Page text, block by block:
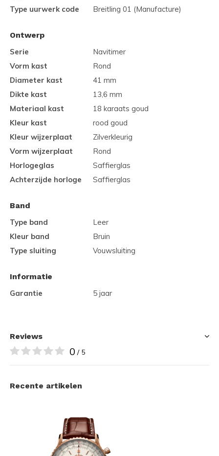
Type uurwerk code
Breitling 01 (Manufacture)
Ontwerp
Serie
Navitimer
Vorm kast
Rond
Diameter kast
41 mm
Dikte kast
13,6 mm
Materiaal kast
18 karaats goud
Kleur kast
rood goud
Kleur wijzerplaat
Zilverkleurig
Vorm wijzerplaat
Rond
Horlogeglas
Saffierglas
Achterzijde horloge
Saffierglas
Band
Type band
Leer
Kleur band
Bruin
Type sluiting
Vouwsluiting
Informatie
Garantie
5 jaar
Reviews
0 / 5
Recente artikelen